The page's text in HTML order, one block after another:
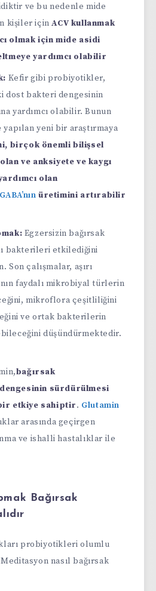
ve bu nedenle mide
kişiler içinACV kullanmak
olmak için mide asidi
yardımcı olabilir
Kefir gibi probiyotikler,
dost bakteri dengesinin
yardımcı olabilir. Bunun
yapılan yeni bir araştırmaya
birçok önemli bilişsel
ve anksiyete ve kaygı
olan
GABA’nınüretimini artırabilir
Egzersizin bağırsak
bakterileri etkilediğini
Son çalışmalar, aşırı
faydalı mikrobiyal türlerin
mikroflora çeşitliliğini
ve ortak bakterilerin
düşündürmektedir.
bağırsak
sürdürülmesi
etkiye sahiptir. Glutamin
arasında geçirgen
ve ishalli hastalıklar ile
Bağırsak
probiyotikleri olumlu
nasıl bağırsak